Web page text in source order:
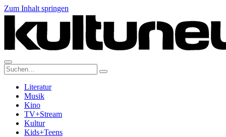
Zum Inhalt springen
Suche:
Literatur
Musik
Kino
TV+Stream
Kultur
Kids+Teens